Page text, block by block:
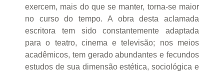
exercem, mais do que se manter, torna-se maior
no curso do tempo. A obra desta aclamada
escritora tem sido constantemente adaptada
para o teatro, cinema e televisão; nos meios
acadêmicos, tem gerado abundantes e fecundos
estudos de sua dimensão estética, sociológica e